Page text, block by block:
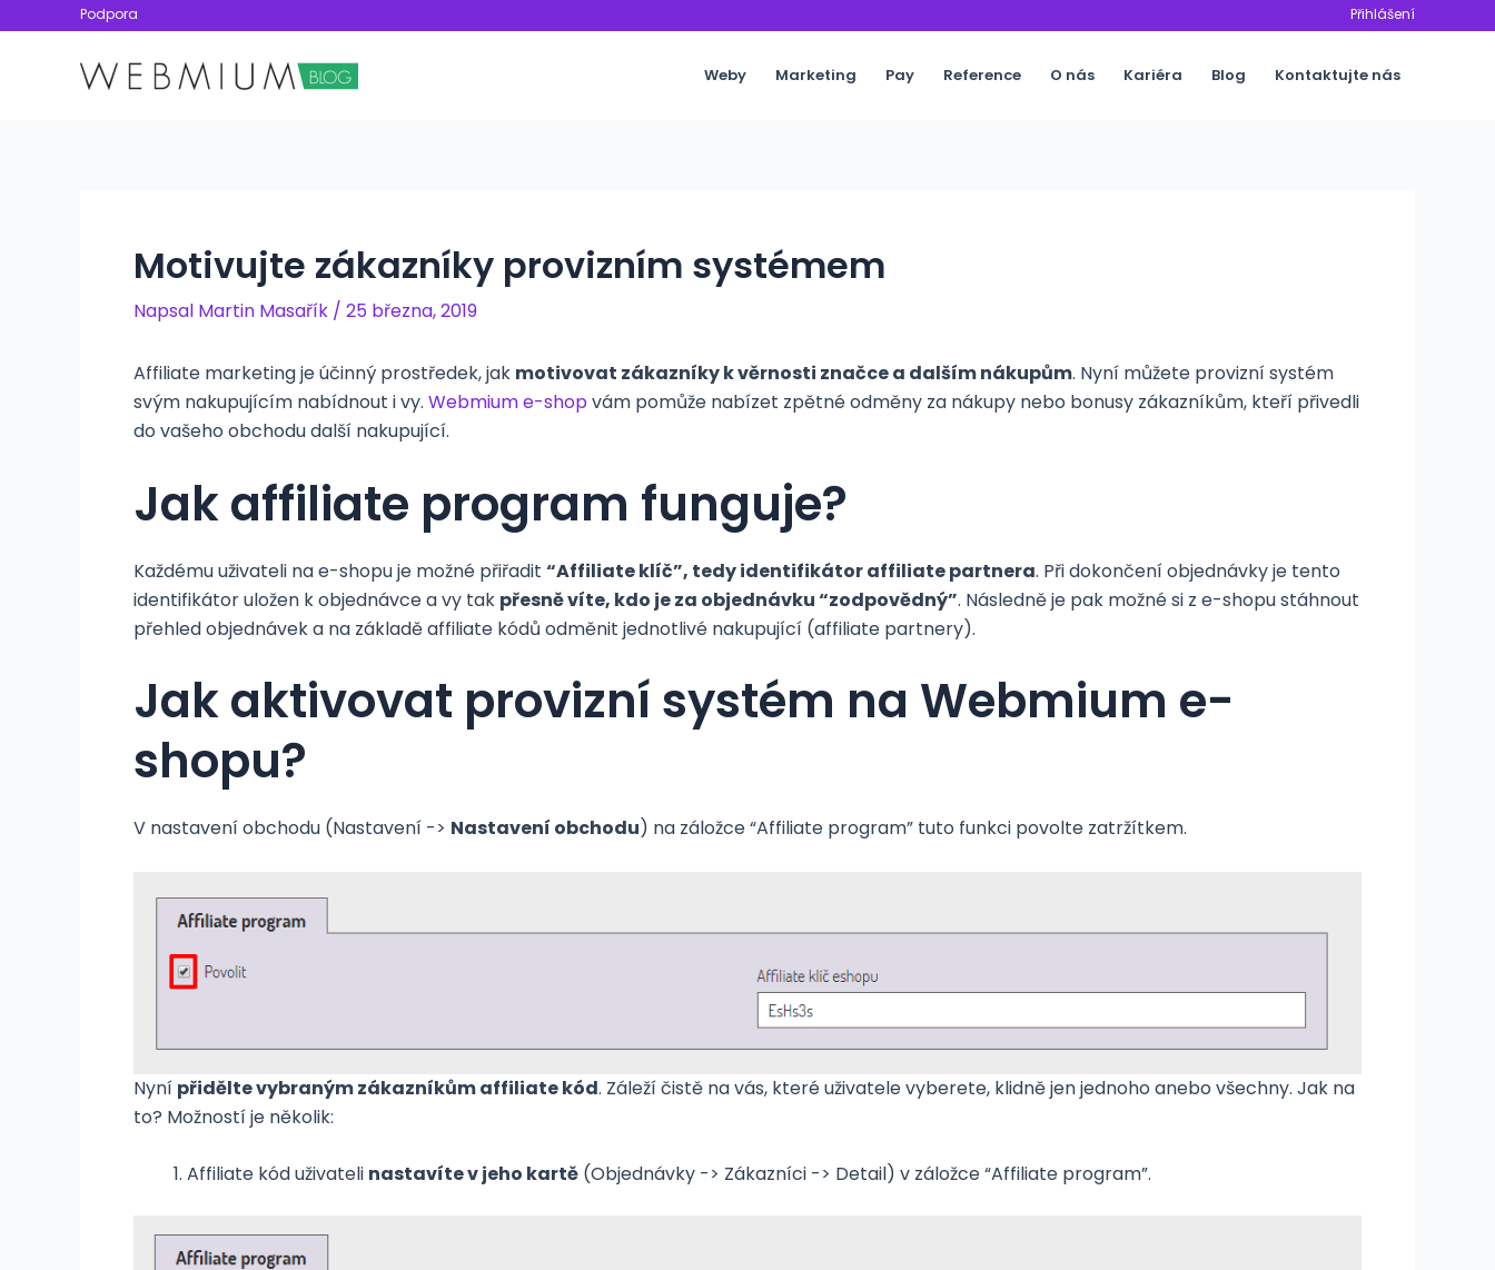
Podpora Přihlášení
Weby Marketing Pay Reference O nás Kariéra Blog Kontaktujte nás
Motivujte zákazníky provizním systémem
Napsal Martin Masařík / 25 března, 2019
Affiliate marketing je účinný prostředek, jak motivovat zákazníky k věrnosti značce a dalším nákupům. Nyní můžete provizní systém
svým nakupujícím nabídnout i vy. Webmium e-shopvám pomůže nabízet zpětné odměny za nákupy nebo bonusy zákazníkům, kteří přivedli
do vašeho obchodu další nakupující.
Jak affiliate program funguje?
Každému uživateli na e-shopu je možné přiřadit “Affiliate klíč”, tedy identifikátor affiliate partnera. Při dokončení objednávky je tento
identifikátor uložen k objednávce a vy tak přesně víte, kdo je za objednávku “zodpovědný”. Následně je pak možné si z e-shopu stáhnout
přehled objednávek a na základě affiliate kódů odměnit jednotlivé nakupující (affiliate partnery).
Jak aktivovat provizní systém na Webmium e-
shopu?
V nastavení obchodu (Nastavení -> Nastavení obchodu) na záložce “Affiliate program” tuto funkci povolte zatržítkem.
Nyní přidělte vybraným zákazníkům affiliate kód. Záleží čistě na vás, které uživatele vyberete, klidně jen jednoho anebo všechny. Jak na
to? Možností je několik:
Affiliate kód uživateli nastavíte v jeho kartě (Objednávky -> Zákazníci -> Detail) v záložce “Affiliate program”.